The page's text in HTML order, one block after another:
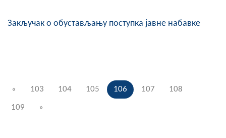
Закључак о обустављању поступка јавне набавке
« 103 104 105 106 107 108
109 »